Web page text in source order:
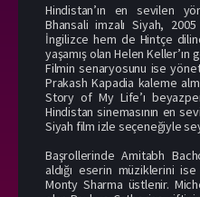
Hindistan’ın en sevilen
Bhansali imzalı Siyah,
İngilizce hem de Hintçe
yaşamış olan Helen Keller’ın
Filmin senaryosunu ise
Prakash Kapadia kaleme
Story of My Life’ı
Hindistan sinemasının en
Siyah film izle seçeneğiyle
Başrollerinde Amitabh
aldığı eserin müziklerini
Monty Sharma üstlenir.